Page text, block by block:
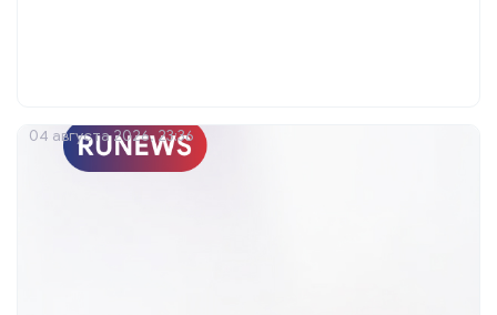
04 августа 2026, 23:36